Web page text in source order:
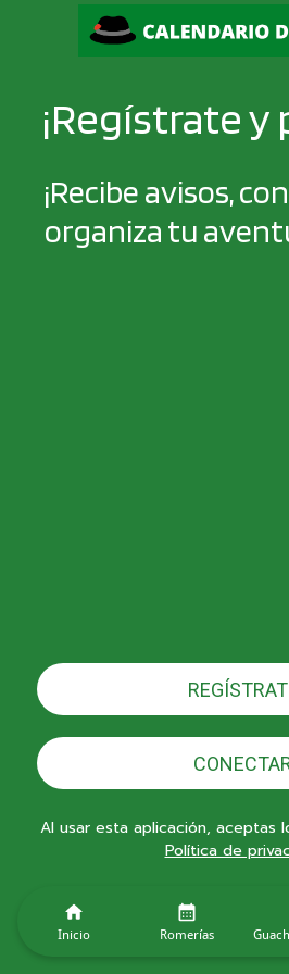
¡Regístrate y
¡Recibe avisos,
organiza tu
Al usar esta aplicación, aceptas
Política de
Inicio Romerías